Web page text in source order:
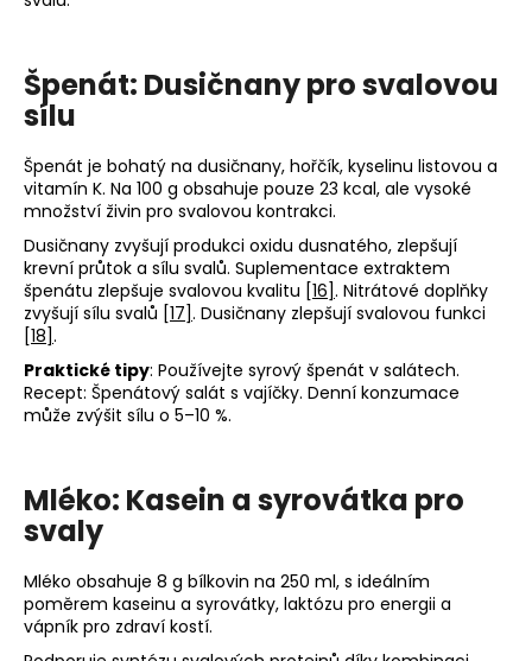
Špenát: Dusičnany pro svalovou
sílu
Špenát je bohatý na dusičnany, hořčík, kyselinu listovou a
vitamín K. Na 100 g obsahuje pouze 23 kcal, ale vysoké
množství živin pro svalovou kontrakci.
Dusičnany zvyšují produkci oxidu dusnatého, zlepšují
krevní průtok a sílu svalů. Suplementace extraktem
špenátu zlepšuje svalovou kvalitu [16]. Nitrátové doplňky
zvyšují sílu svalů [17]. Dusičnany zlepšují svalovou funkci
[18].
Praktické tipy: Používejte syrový špenát v salátech.
Recept: Špenátový salát s vajíčky. Denní konzumace
může zvýšit sílu o 5–10 %.
Mléko: Kasein a syrovátka pro
svaly
Mléko obsahuje 8 g bílkovin na 250 ml, s ideálním
poměrem kaseinu a syrovátky, laktózu pro energii a
vápník pro zdraví kostí.